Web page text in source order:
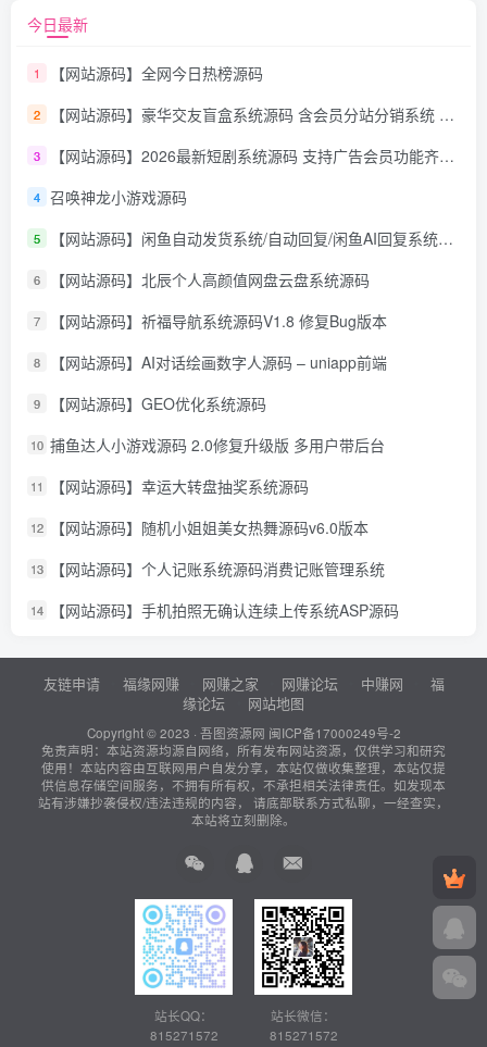
今日最新
1 【网站源码】全网今日热榜源码
2 【网站源码】豪华交友盲盒系统源码 含会员分站分销系统 可易支付
3 【网站源码】2026最新短剧系统源码 支持广告会员功能齐全短剧源码
4 召唤神龙小游戏源码
5 【网站源码】闲鱼自动发货系统/自动回复/闲鱼AI回复系统源码
6 【网站源码】北辰个人高颜值网盘云盘系统源码
7 【网站源码】祈福导航系统源码V1.8 修复Bug版本
8 【网站源码】AI对话绘画数字人源码 – uniapp前端
9 【网站源码】GEO优化系统源码
10 捕鱼达人小游戏源码 2.0修复升级版 多用户带后台
11 【网站源码】幸运大转盘抽奖系统源码
12 【网站源码】随机小姐姐美女热舞源码v6.0版本
13 【网站源码】个人记账系统源码消费记账管理系统
14 【网站源码】手机拍照无确认连续上传系统ASP源码
友链申请 福缘网赚 网赚之家 网赚论坛 中赚网
福
缘论坛
网站地图
Copyright © 2023 · 吾图资源网 闽ICP备17000249号-2
免责声明：本站资源均源自网络，所有发布网站资源，仅供学习和研究
使用！本站内容由互联网用户自发分享，本站仅做收集整理，本站仅提
供信息存储空间服务，不拥有所有权，不承担相关法律责任。如发现本
站有涉嫌抄袭侵权/违法违规的内容， 请底部联系方式私聊，一经查实，
本站将立刻删除。
站长QQ：
815271572
站长微信：
815271572